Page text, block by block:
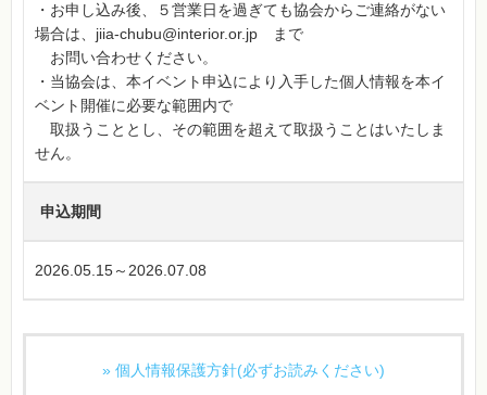
・お申し込み後、５営業日を過ぎても協会からご連絡がない
場合は、jiia-chubu@interior.or.jp まで
お問い合わせください。
・当協会は、本イベント申込により入手した個人情報を本イ
ベント開催に必要な範囲内で
取扱うこととし、その範囲を超えて取扱うことはいたしま
せん。
申込期間
2026.05.15～2026.07.08
» 個人情報保護方針(必ずお読みください)